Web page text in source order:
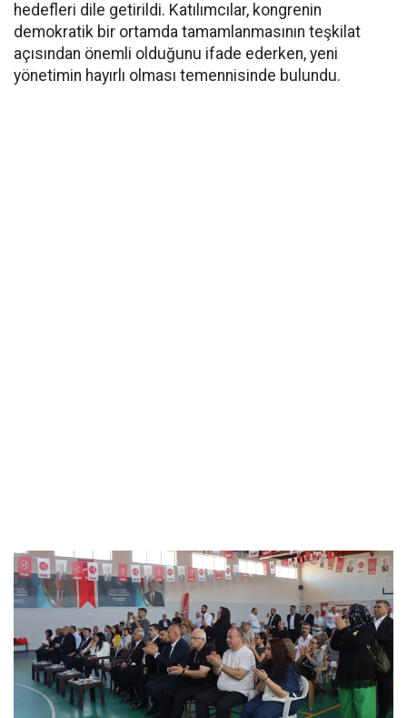
hedefleri dile getirildi. Katılımcılar, kongrenin
demokratik bir ortamda tamamlanmasının teşkilat
açısından önemli olduğunu ifade ederken, yeni
yönetimin hayırlı olması temennisinde bulundu.